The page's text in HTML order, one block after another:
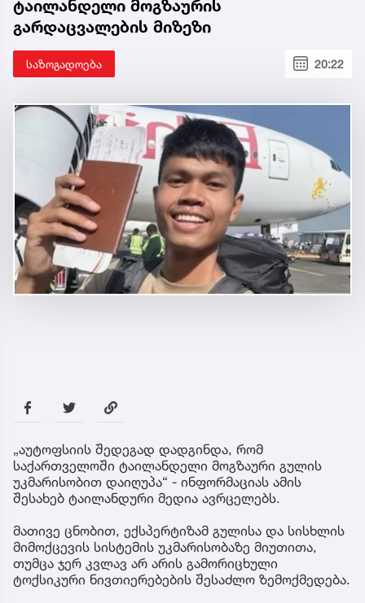
ტაილანდელი მოგზაურის
გარდაცვალების მიზეზი
საზოგადოება 20:22
„აუტოფსიის შედეგად დადგინდა, რომ
საქართველოში ტაილანდელი მოგზაური გულის
უკმარისობით დაიღუპა“ - ინფორმაციას ამის
შესახებ ტაილანდური მედია ავრცელებს.
მათივე ცნობით, ექსპერტიზამ გულისა და სისხლის
მიმოქცევის სისტემის უკმარისობაზე მიუთითა,
თუმცა ჯერ კვლავ არ არის გამორიცხული
ტოქსიკური ნივთიერებების შესაძლო ზემოქმედება.